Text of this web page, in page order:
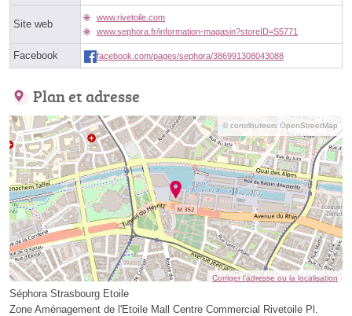
Site web
www.rivetoile.com
www.sephora.fr/information-magasin?storeID=S5771
Facebook facebook.com/pages/sephora/386991308043088
Plan et adresse
© contributeurs OpenStreetMap
Corriger l’adresse ou la localisation
Séphora Strasbourg Etoile
Zone Aménagement de l'Etoile Mall Centre Commercial Rivetoile Pl.